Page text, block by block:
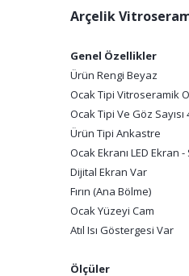
Arçelik
Genel Özellikler
Ürün Rengi Beyaz
Ocak Tipi Vitroseramik
Ocak Tipi Ve Göz
Ürün Tipi Ankastre
Ocak Ekranı LED
Dijital Ekran Var
Fırın (Ana Bölme)
Ocak Yüzeyi Cam
Atıl Isı Göstergesi Var
Ölçüler